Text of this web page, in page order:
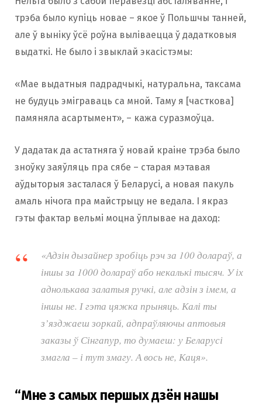
трэба было купіць новае – якое ў Польшчы танней,
але ў выніку ўсё роўна выліваецца ў дадатковыя
выдаткі. Не было і звыклай экасістэмы:
«Мае выдатныя падрадчыкі, натуральна, таксама
не будуць эміграваць са мной. Таму я [часткова]
памяняла асартымент», – кажа суразмоўца.
У дадатак да астатняга ў новай краіне трэба было
зноўку заяўляць пра сябе – старая мэтавая
аўдыторыя засталася ў Беларусі, а новая пакуль
амаль нічога пра майстрыцу не ведала. І якраз
гэты фактар вельмі моцна ўплывае на даход:
«Адзін дызайнер зробіць рэч за 100 долараў, а
іншы за 1000 долараў або некалькі тысяч. У іх
аднолькава залатыя ручкі, але адзін з імем, а
іншы не. І гэта цяжка прыняць. Калі ты
з’язджаеш зоркай, адпраўляючы аптовыя
заказы ў Сінгапур, то думаеш: у Беларусі
змагла – і тут змагу. А вось не, Каця».
“Мне з самых першых дзён нашы